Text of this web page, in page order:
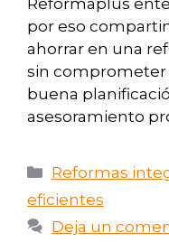
por eso
ahorrar en una
sin comprometer
buena
asesoramiento
Reformas
eficientes
Deja un